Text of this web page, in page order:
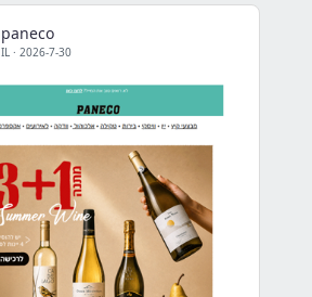
paneco
IL · 2026-7-30